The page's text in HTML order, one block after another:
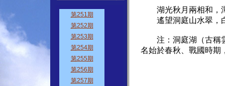
湖光秋月兩相和，
遙望洞庭山水翠，
注：洞庭湖（古稱雲
名始於春秋、戰國時期